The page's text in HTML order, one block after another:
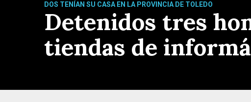
DOS TENÍAN SU CASA EN LA PROVINCIA DE TOLEDO
Detenidos tres
tiendas de